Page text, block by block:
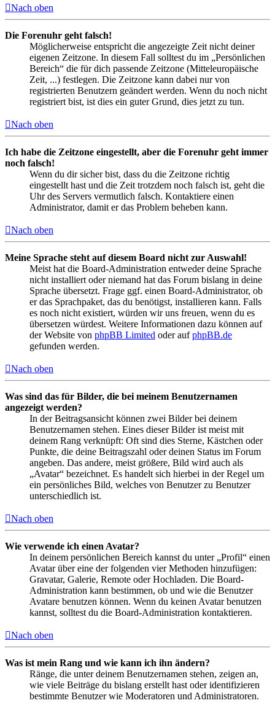
Nach oben
Die Forenuhr geht falsch!
Möglicherweise entspricht die angezeigte Zeit nicht deiner
eigenen Zeitzone. In diesem Fall solltest du im „Persönlichen
Bereich“ die für dich passende Zeitzone (Mitteleuropäische
Zeit, ...) festlegen. Die Zeitzone kann dabei nur von
registrierten Benutzern geändert werden. Wenn du noch nicht
registriert bist, ist dies ein guter Grund, dies jetzt zu tun.
Nach oben
Ich habe die Zeitzone eingestellt, aber die Forenuhr geht immer
noch falsch!
Wenn du dir sicher bist, dass du die Zeitzone richtig
eingestellt hast und die Zeit trotzdem noch falsch ist, geht die
Uhr des Servers vermutlich falsch. Kontaktiere einen
Administrator, damit er das Problem beheben kann.
Nach oben
Meine Sprache steht auf diesem Board nicht zur Auswahl!
Meist hat die Board-Administration entweder deine Sprache
nicht installiert oder niemand hat das Forum bislang in deine
Sprache übersetzt. Frage ggf. einen Board-Administrator, ob
er das Sprachpaket, das du benötigst, installieren kann. Falls
es noch nicht existiert, würden wir uns freuen, wenn du es
übersetzen würdest. Weitere Informationen dazu können auf
der Website von phpBB Limited oder aufphpBB.de
gefunden werden.
Nach oben
Was sind das für Bilder, die bei meinem Benutzernamen
angezeigt werden?
In der Beitragsansicht können zwei Bilder bei deinem
Benutzernamen stehen. Eines dieser Bilder ist meist mit
deinem Rang verknüpft: Oft sind dies Sterne, Kästchen oder
Punkte, die deine Beitragszahl oder deinen Status im Forum
angeben. Das andere, meist größere, Bild wird auch als
„Avatar“ bezeichnet. Es handelt sich hierbei in der Regel um
ein persönliches Bild, welches von Benutzer zu Benutzer
unterschiedlich ist.
Nach oben
Wie verwende ich einen Avatar?
In deinem persönlichen Bereich kannst du unter „Profil“ einen
Avatar über eine der folgenden vier Methoden hinzufügen:
Gravatar, Galerie, Remote oder Hochladen. Die Board-
Administration kann bestimmen, ob und wie die Benutzer
Avatare benutzen können. Wenn du keinen Avatar benutzen
kannst, solltest du die Board-Administration kontaktieren.
Nach oben
Was ist mein Rang und wie kann ich ihn ändern?
Ränge, die unter deinem Benutzernamen stehen, zeigen an,
wie viele Beiträge du bislang erstellt hast oder identifizieren
bestimmte Benutzer wie Moderatoren und Administratoren.